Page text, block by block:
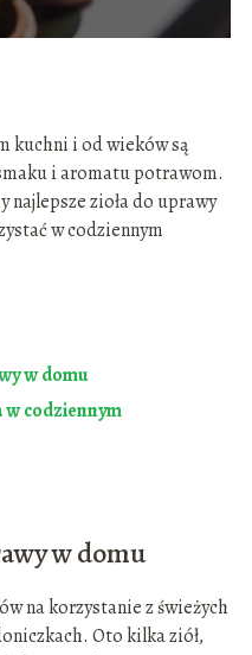
kuchni i od wieków są
i aromatu potrawom.
zioła do uprawy
w codziennym
w domu
w codziennym
w domu
na korzystanie z świeżych
Oto kilka ziół,